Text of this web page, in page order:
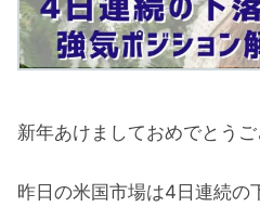
新年あけましておめでとうご
昨日の米国市場は4日連続の